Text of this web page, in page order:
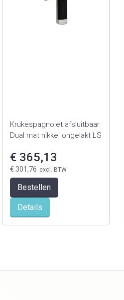
Krukespagnolet afsluitbaar
Dual mat nikkel ongelakt LS
€ 365,13
€ 301,76
Bestellen
Details